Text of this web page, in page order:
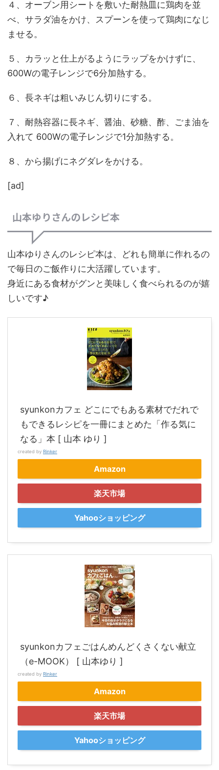
４、オーブン用シートを敷いた耐熱皿に鶏肉を並
べ、サラダ油をかけ、スプーンを使って鶏肉になじ
ませる。
５、カラッと仕上がるようにラップをかけずに、
600Wの電子レンジで6分加熱する。
６、長ネギは粗いみじん切りにする。
７、耐熱容器に長ネギ、醤油、砂糖、酢、ごま油を
入れて 600Wの電子レンジで1分加熱する。
８、から揚げにネグダレをかける。
[ad]
山本ゆりさんのレシピ本
山本ゆりさんのレシピ本は、どれも簡単に作れるの
で毎日のご飯作りに大活躍しています。
身近にある食材がグンと美味しく食べられるのが嬉
しいです♪
syunkonカフェ どこにでもある素材でだれで
もできるレシピを一冊にまとめた「作る気に
なる」本 [ 山本 ゆり ]
created by Rinker
Amazon
楽天市場
Yahooショッピング
syunkonカフェごはんめんどくさくない献立
（e-MOOK） [ 山本ゆり ]
created by Rinker
Amazon
楽天市場
Yahooショッピング